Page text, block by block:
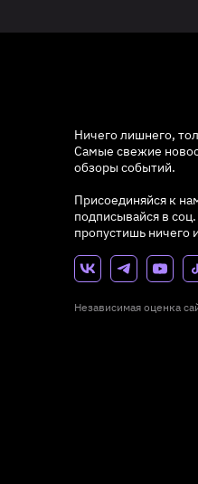
Ничего лишнего,
Самые свежие
обзоры событий.
Присоединяйся к
подписывайся в
пропустишь ничего
Независимая оценка